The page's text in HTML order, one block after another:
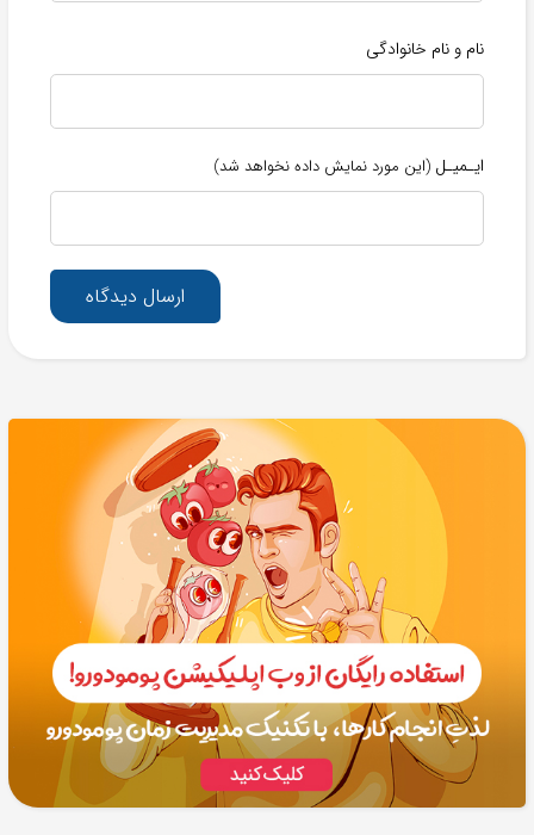
نام و نام خانوادگی
ایـمیـل (این مورد نمایش داده نخواهد شد)
ارسال دیدگاه